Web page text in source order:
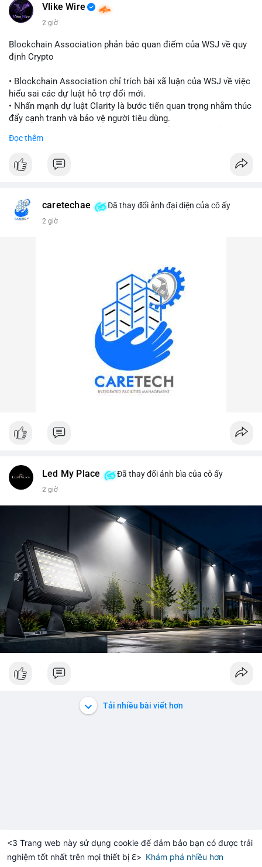
<3 Trang web này sử dụng cookie để đảm bảo bạn có được trải
nghiệm tốt nhất trên mọi thiết bị ℇ> Khám phá nhiều hơn
+1.34% SolanaSOL $73.44 -1.10%
tảng tiền điện tử tăng cường tuân thủ pháp lý để mở rộng hoạt
động.
#binancesquare #cryptonews #blockchain #regulation
#custody
$btc $eth
#vlikevn #titanbot
📰 Nguồn: Cointelegraph
Vlike Wire
2 giờ
Blockchain Association phản bác quan điểm của WSJ về quy
định Crypto
• Blockchain Association chỉ trích bài xã luận của WSJ về việc
hiểu sai các dự luật hỗ trợ đổi mới.
• Nhấn mạnh dự luật Clarity là bước tiến quan trọng nhằm thúc
đẩy cạnh tranh và bảo vệ người tiêu dùng.
tài sản số.
#blockchain #cryptonews
#vlikevn #titanbot
Đọc thêm
caretechae Đã thay đổi ảnh đại diện của cô ấy
2 giờ
Led My Place Đã thay đổi ảnh bìa của cô ấy
2 giờ
Tải nhiều bài viết hơn